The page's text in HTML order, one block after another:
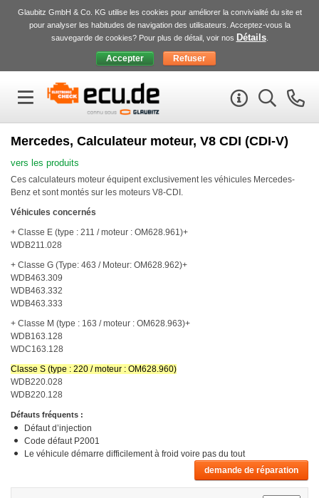
Glaubitz GmbH & Co. KG utilise les cookies pour améliorer la convivialité du site et
pour analyser les habitudes de navigation des utilisateurs. Acceptez-vous la
sauvegarde de cookies? Pour plus de détail, voir nos Détails.
Mercedes, Calculateur moteur, V8 CDI (CDI-V)
vers les produits
Ces calculateurs moteur équipent exclusivement les véhicules Mercedes-
Benz et sont montés sur les moteurs V8-CDI .
Véhicules concernés
+ Classe E (type : 211 / moteur : OM628.961)+
WDB211.028
+ Classe G (Type: 463 / Moteur: OM628.962)+
WDB463.309
WDB463.332
WDB463.333
+ Classe M (type : 163 / moteur : OM628.963)+
WDB163.128
WDC163.128
Classe S (type : 220 / moteur : OM628.960)
WDB220.028
WDB220.128
Défauts fréquents :
Défaut d’injection
Code défaut P2001
Le véhicule démarre difficilement à froid voire pas du tout
demande de réparation